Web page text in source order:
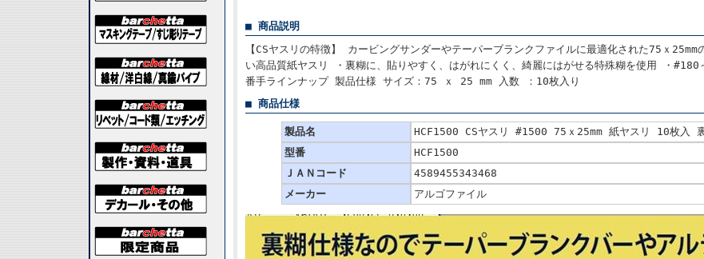
■ 商品説明
【CSヤスリの特徴】 カービングサンダーやテーパーブランクファイルに最適化された75ｘ
い高品質紙ヤスリ ・裏糊に、貼りやすく、はがれにくく、綺麗にはがせる特殊糊を使用 ・
番手ラインナップ 製品仕様 サイズ：75 ｘ 25 mm 入数 ：10枚入り
■ 商品仕様
製品名
HCF1500 CSヤスリ #1500 75ｘ25mm 紙ヤスリ 10枚入 裏
型番
HCF1500
ＪＡＮコード
4589455343468
メーカー
アルゴファイル